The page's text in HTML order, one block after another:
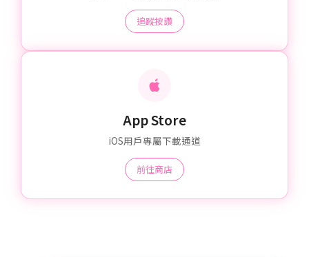
追蹤按讚
App Store
iOS用戶專屬下載通道
前往商店